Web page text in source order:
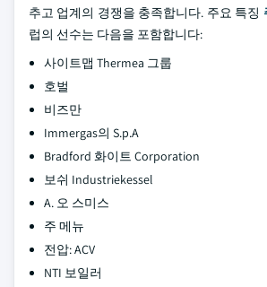
추고 업계의 경쟁을 충족합니다. 주요 특징
럽의 선수는 다음을 포함합니다:
사이트맵 Thermea 그룹
호벌
비즈만
Immergas의 S.p.A
Bradford 화이트 Corporation
보쉬 Industriekessel
A. 오 스미스
주 메뉴
전압: ACV
NTI 보일러